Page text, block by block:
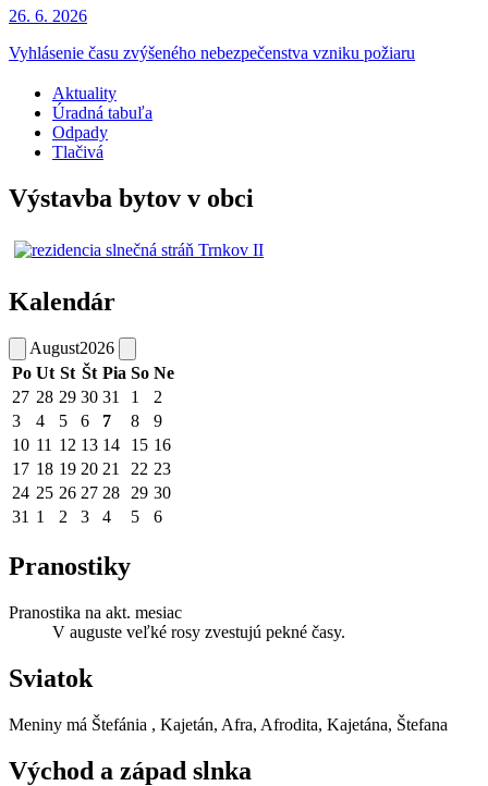
26. 6. 2026
Vyhlásenie času zvýšeného nebezpečenstva vzniku požiaru
Aktuality
Úradná tabuľa
Odpady
Tlačivá
Výstavba bytov v obci
Kalendár
August2026
Po Ut St Št Pia So Ne
27 28 29 30 31 1
2
3
4 5 6 7 8
9
10 11 12 13 14 15 16
17 18 19 20 21 22 23
24 25 26 27 28 29 30
31 1 2 3 4 5 6
Pranostiky
Pranostika na akt. mesiac
V auguste veľké rosy zvestujú pekné časy.
Sviatok
Meniny má Štefánia , Kajetán, Afra, Afrodita, Kajetána, Štefana
Východ a západ slnka